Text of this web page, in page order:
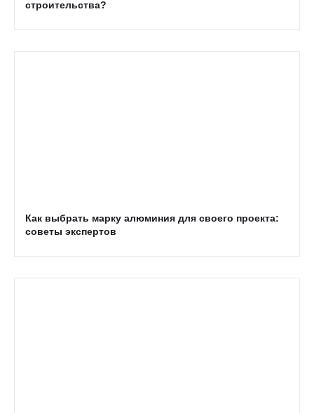
строительства?
Как выбрать марку алюминия для своего проекта:
советы экспертов